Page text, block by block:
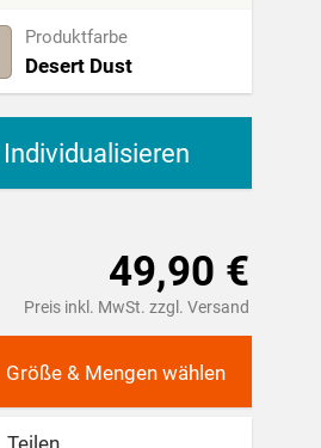
Produktfarbe
Desert Dust
Individualisieren
49,90 €
Preis inkl. MwSt. zzgl. Versand
Größe & Mengen wählen